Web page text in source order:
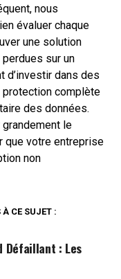
nous
évaluer chaque
une solution
sur un
d’investir dans des
complète
des données.
le
que votre entreprise
non
À CE SUJET :
Défaillant : Les